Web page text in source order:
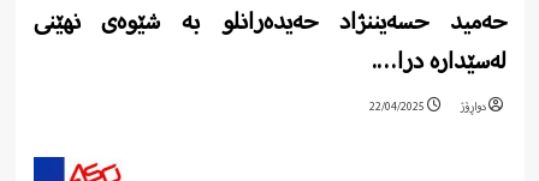
حەمید حسەیننژاد حەیدەرانلو بە شێوەی نھێنی
لەسێدارە درا….
دواڕۆژ 22/04/2025